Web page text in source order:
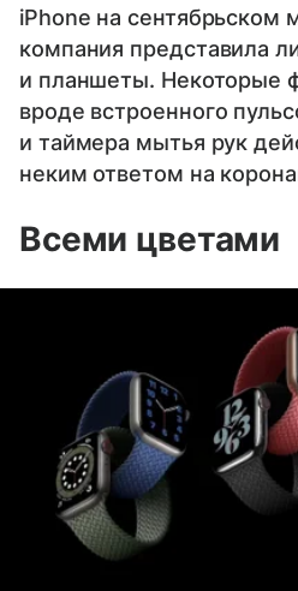
iPhone на сентябрьском
компания представила
и планшеты. Некоторые
вроде встроенного
и таймера мытья рук
неким ответом на
Всеми цветами